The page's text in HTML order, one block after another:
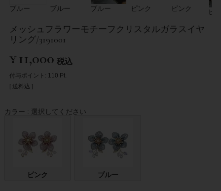
ブルー ブルー ブルー ピンク ピンク ピ
メッシュフラワーモチーフクリスタルガラスイヤ
リング/3191001
¥11,000 税込
付与ポイント: 110 Pt.
送料込
カラー 選択してください
ピンク ブルー